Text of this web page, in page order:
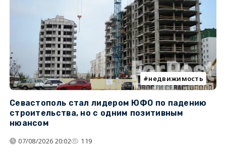
недвижимость
Севастополь стал лидером ЮФО по падению
строительства, но с одним позитивным
нюансом
07/08/2026 20:02 119